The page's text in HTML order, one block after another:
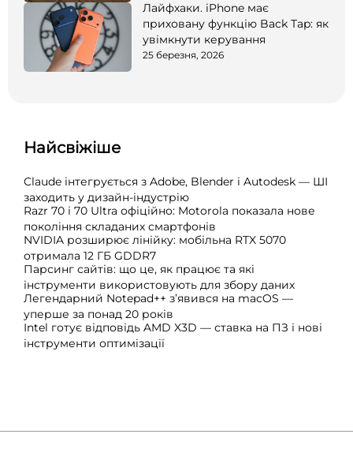
Лайфхаки. iPhone має
приховану функцію Back Tap: як
увімкнути керування
25 березня, 2026
Найсвіжіше
Claude інтегрується з Adobe, Blender і Autodesk — ШІ
заходить у дизайн-індустрію
Razr 70 і 70 Ultra офіційно: Motorola показала нове
покоління складаних смартфонів
NVIDIA розширює лінійку: мобільна RTX 5070
отримала 12 ГБ GDDR7
Парсинг сайтів: що це, як працює та які
інструменти використовують для збору даних
Легендарний Notepad++ з’явився на macOS —
уперше за понад 20 років
Intel готує відповідь AMD X3D — ставка на ПЗ і нові
інструменти оптимізації